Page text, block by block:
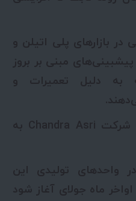
بازارهای پلی اتیلن و
پیشبینی‌های مبنی بر بروز
دلیل تعمیرات و
تعطیلی واحدهای تولیدی شرکت Chandra Asri به
واحدهای تولیدی این
اواخر ماه جولای آغاز شود